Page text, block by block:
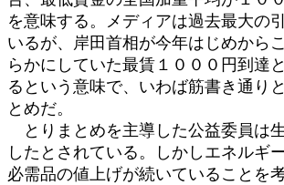
を意味する。メディアは過去最大の
いるが、岸田首相が今年はじめから
らかにしていた最賃１０００円到達
るという意味で、いわば筋書き通り
とめだ。
とりまとめを主導した公益委員は
したとされている。しかしエネルギ
必需品の値上げが続いていることを